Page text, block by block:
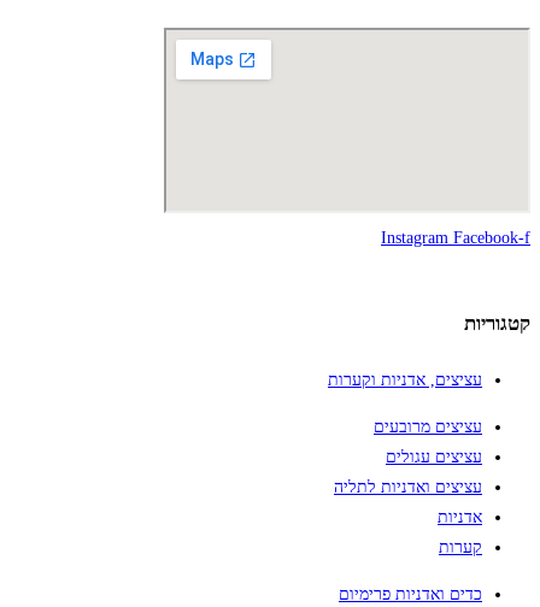
Instagram Facebook-f
קטגוריות
עציצים, אדניות וקערות
עציצים מרובעים
עציצים עגולים
עציצים ואדניות לתליה
אדניות
קערות
כדים ואדניות פרימיום